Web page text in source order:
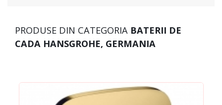
PRODUSE DIN CATEGORIA BATERII DE
CADA HANSGROHE, GERMANIA